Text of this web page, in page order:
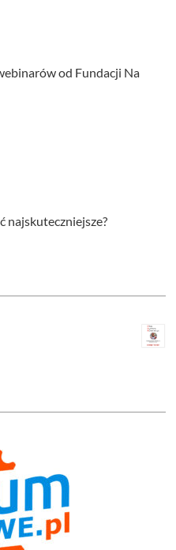
od Fundacji Na
najskuteczniejsze?